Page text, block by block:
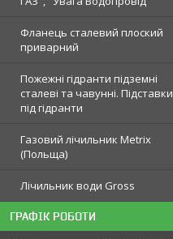
Фланець сталевий плоский
приварний
Пожежні гідранти підземні
сталеві та чавунні. Підставки
під гідранти
Газовий лічильник Metrix
(Польща)
Лічильник води Gross
ГРАФІК РОБОТИ